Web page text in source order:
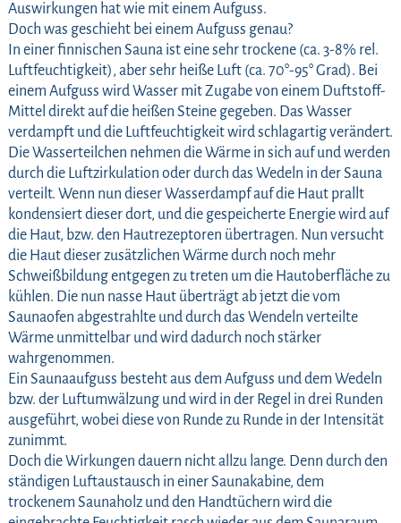
Auswirkungen hat wie mit einem Aufguss.
Doch was geschieht bei einem Aufguss genau?
In einer finnischen Sauna ist eine sehr trockene (ca. 3-8% rel.
Luftfeuchtigkeit), aber sehr heiße Luft (ca. 70°-95° Grad). Bei
einem Aufguss wird Wasser mit Zugabe von einem Duftstoff-
Mittel direkt auf die heißen Steine gegeben. Das Wasser
verdampft und die Luftfeuchtigkeit wird schlagartig verändert.
Die Wasserteilchen nehmen die Wärme in sich auf und werden
durch die Luftzirkulation oder durch das Wedeln in der Sauna
verteilt. Wenn nun dieser Wasserdampf auf die Haut prallt
kondensiert dieser dort, und die gespeicherte Energie wird auf
die Haut, bzw. den Hautrezeptoren übertragen. Nun versucht
die Haut dieser zusätzlichen Wärme durch noch mehr
Schweißbildung entgegen zu treten um die Hautoberfläche zu
kühlen. Die nun nasse Haut überträgt ab jetzt die vom
Saunaofen abgestrahlte und durch das Wendeln verteilte
Wärme unmittelbar und wird dadurch noch stärker
wahrgenommen.
Ein Saunaaufguss besteht aus dem Aufguss und dem Wedeln
bzw. der Luftumwälzung und wird in der Regel in drei Runden
ausgeführt, wobei diese von Runde zu Runde in der Intensität
zunimmt.
Doch die Wirkungen dauern nicht allzu lange. Denn durch den
ständigen Luftaustausch in einer Saunakabine, dem
trockenem Saunaholz und den Handtüchern wird die